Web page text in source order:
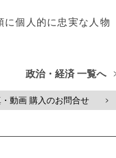
に個人的に忠実な人物
政治・経済 一覧へ
動画 購入のお問合せ >